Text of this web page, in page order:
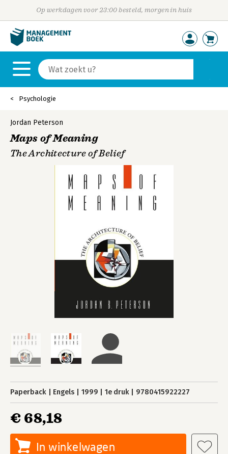
Op werkdagen voor 23:00 besteld, morgen in huis
Psychologie
Jordan Peterson
Maps of Meaning
The Architecture of Belief
Paperback Engels 1999 1e druk 9780415922227
€ 68,18
In winkelwagen